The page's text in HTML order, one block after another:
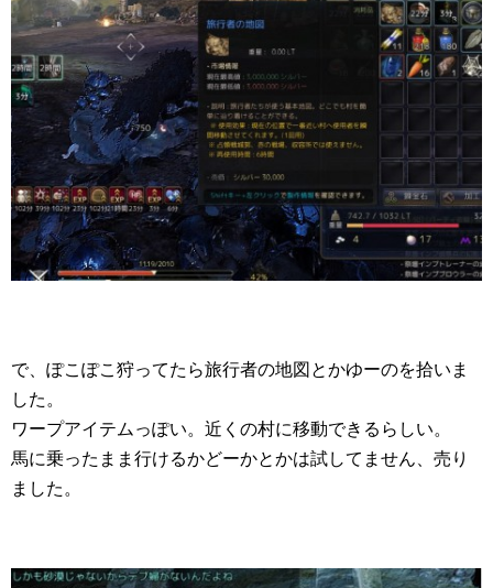
で、ぽこぽこ狩ってたら旅行者の地図とかゆーのを拾いま
した。
ワープアイテムっぽい。近くの村に移動できるらしい。
馬に乗ったまま行けるかどーかとかは試してません、売り
ました。